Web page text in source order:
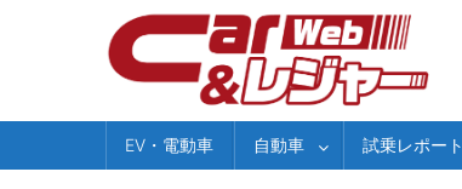
EV・電動車 自動車 試乗レポート